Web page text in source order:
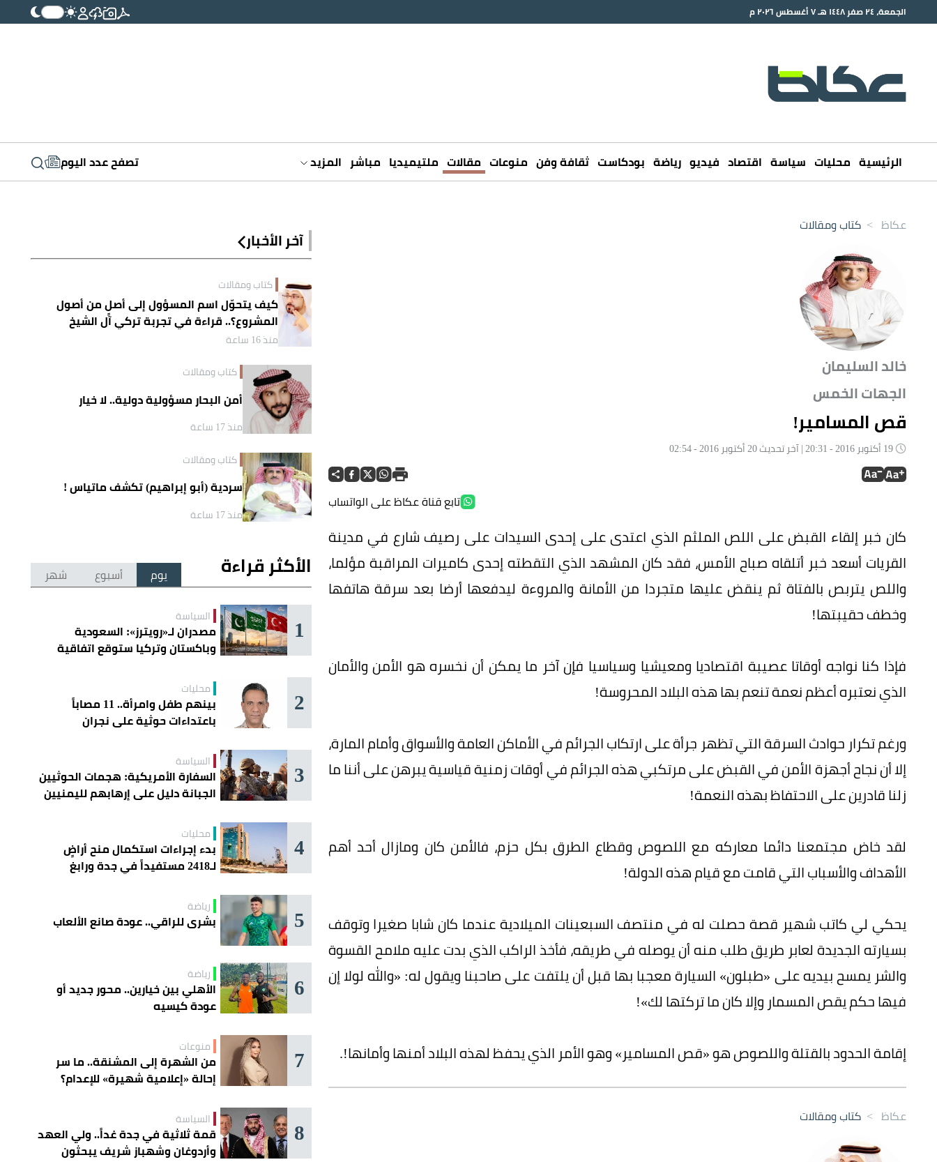
الجمعة، ٢٤ صفر ١٤٤٨ هـ ٧ أغسطس ٢٠٢٦ م
الرئيسية محليات سياسة اقتصاد فيديو رياضة بودكاست ثقافة وفن منوعات مقالات ملتيميديا مباشر المزيد تصفح عدد اليوم
عكاظ > كتاب ومقالات
خالد السليمان
الجهات الخمس
قص المسامير!
تابع قناة عكاظ على الواتساب
كان خبر إلقاء القبض على اللص الملثم الذي اعتدى على إحدى السيدات على رصيف شارع في مدينة
القريات أسعد خبر أتلقاه صباح الأمس، فقد كان المشهد الذي التقطته إحدى كاميرات المراقبة مؤلما،
واللص يتربص بالفتاة ثم ينقض عليها متجردا من الأمانة والمروءة ليدفعها أرضا بعد سرقة هاتفها
وخطف حقيبتها!
فإذا كنا نواجه أوقاتا عصيبة اقتصاديا ومعيشيا وسياسيا فإن آخر ما يمكن أن نخسره هو الأمن والأمان
الذي نعتبره أعظم نعمة تنعم بها هذه البلاد المحروسة!
ورغم تكرار حوادث السرقة التي تظهر جرأة على ارتكاب الجرائم في الأماكن العامة والأسواق وأمام المارة،
إلا أن نجاح أجهزة الأمن في القبض على مرتكبي هذه الجرائم في أوقات زمنية قياسية يبرهن على أننا ما
زلنا قادرين على الاحتفاظ بهذه النعمة!
لقد خاض مجتمعنا دائما معاركه مع اللصوص وقطاع الطرق بكل حزم، فالأمن كان ومازال أحد أهم
الأهداف والأسباب التي قامت مع قيام هذه الدولة!
يحكي لي كاتب شهير قصة حصلت له في منتصف السبعينات الميلادية عندما كان شابا صغيرا وتوقف
بسيارته الجديدة لعابر طريق طلب منه أن يوصله في طريقه، فأخذ الراكب الذي بدت عليه ملامح القسوة
والشر يمسح بيديه على «طبلون» السيارة معجبا بها قبل أن يلتفت على صاحبنا ويقول له: «والله لولا إن
فيها حكم يقص المسمار وإلا كان ما تركتها لك»!
إقامة الحدود بالقتلة واللصوص هو «قص المسامير» وهو الأمر الذي يحفظ لهذه البلاد أمنها وأمانها!.
عكاظ > كتاب ومقالات
آخر الأخبار
كتاب ومقالات
كيف يتحوّل اسم المسؤول إلى أصلٍ من أصول
المشروع؟.. قراءة في تجربة تركي آل الشيخ
واقتصاد الانتباه
منذ 16 ساعة
كتاب ومقالات
أمن البحار مسؤولية دولية.. لا خيار
منذ 17 ساعة
كتاب ومقالات
سردية (أبو إبراهيم) تكشف ماتياس !
منذ 17 ساعة
الأكثر قراءة يوم أسبوع شهر
1 السياسة
مصدران لـ«رويترز»: السعودية
وباكستان وتركيا ستوقع اتفاقية
2 محليات
بينهم طفل وامرأة.. 11 مصاباً
باعتداءات حوثية على نجران
3 السياسة
السفارة الأمريكية: هجمات الحوثيين
الجبانة دليل على إرهابهم لليمنيين
4 محليات
بدء إجراءات استكمال منح أراضٍ
لـ2418 مستفيداً في جدة ورابغ
5 رياضة
بشرى للراقي.. عودة صانع الألعاب
6 رياضة
الأهلي بين خيارين.. محور جديد أو
عودة كيسيه
7 منوعات
من الشهرة إلى المشنقة.. ما سر
إحالة «إعلامية شهيرة» للإعدام؟
8 السياسة
قمة ثلاثية في جدة غداً.. ولي العهد
وأردوغان وشهباز شريف يبحثون